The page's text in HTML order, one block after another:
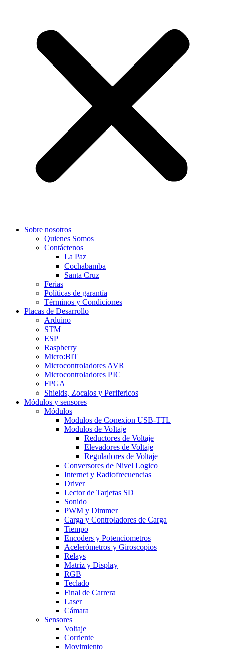
Sobre nosotros
Quienes Somos
Contáctenos
La Paz
Cochabamba
Santa Cruz
Ferias
Políticas de garantía
Términos y Condiciones
Placas de Desarrollo
Arduino
STM
ESP
Raspberry
Micro:BIT
Microcontroladores AVR
Microcontroladores PIC
FPGA
Shields, Zocalos y Perifericos
Módulos y sensores
Módulos
Modulos de Conexion USB-TTL
Modulos de Voltaje
Reductores de Voltaje
Elevadores de Voltaje
Reguladores de Voltaje
Conversores de Nivel Logico
Internet y Radiofrecuencias
Driver
Lector de Tarjetas SD
Sonido
PWM y Dimmer
Carga y Controladores de Carga
Tiempo
Encoders y Potenciometros
Acelerómetros y Giroscopios
Relays
Matriz y Display
RGB
Teclado
Final de Carrera
Laser
Cámara
Sensores
Voltaje
Corriente
Movimiento